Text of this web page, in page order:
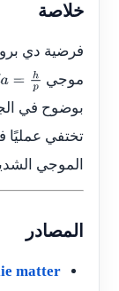
خلاصة
فرضية دي
موجي
a=hp
بوضوح في
تختفي عمليًا
الموجي
المصادر
matter